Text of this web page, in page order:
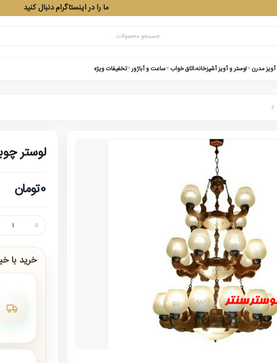
ما را در اینستاگرام دنبال کنید
مدرن لوستر و آویز آشپزخانه،اتاق خواب ساعت و آباژور تخفیفات ویژه
/
لوستر چوبی 24
0تومان
خرید با